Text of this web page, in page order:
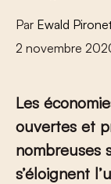
Par Ewald
2 novembre
Les
ouvertes et
nombreuses
s’éloignent